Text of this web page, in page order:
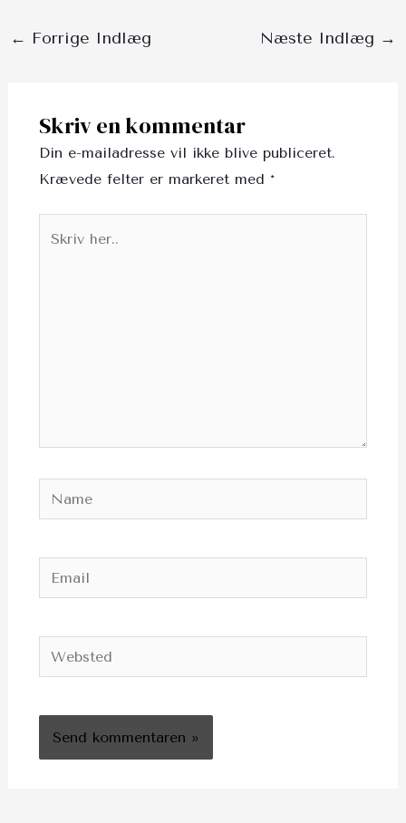
← Forrige Indlæg Næste Indlæg →
Skriv en kommentar
Din e-mailadresse vil ikke blive publiceret.
Krævede felter er markeret med *
Name
Email
Websted